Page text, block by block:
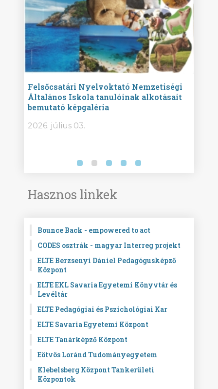
Felsőcsatári Nyelvoktató Nemzetiségi
Általános Iskola tanulóinak alkotásait
bemutató képgaléria
2026. július 03.
Hasznos linkek
Bounce Back - empowered to act
CODES osztrák - magyar Interreg projekt
ELTE Berzsenyi Dániel Pedagógusképző
Központ
ELTE EKL Savaria Egyetemi Könyvtár és
Levéltár
ELTE Pedagógiai és Pszichológiai Kar
ELTE Savaria Egyetemi Központ
ELTE Tanárképző Központ
Eötvös Loránd Tudományegyetem
Klebelsberg Központ Tankerületi
Központok